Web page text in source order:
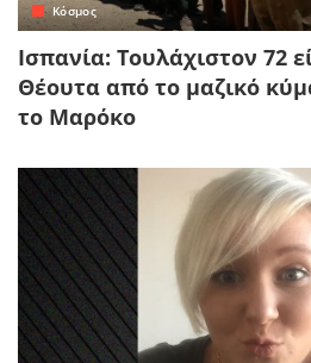
Κόσμος
Ισπανία: Τουλάχιστον 72
Θέουτα από το μαζικό
το Μαρόκο